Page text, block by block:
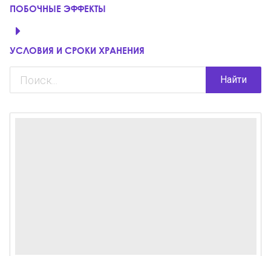
ПОБОЧНЫЕ ЭФФЕКТЫ
УСЛОВИЯ И СРОКИ ХРАНЕНИЯ
Найти